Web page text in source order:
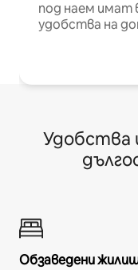
под наем имат
удобства на
Удобства
Обзаведени